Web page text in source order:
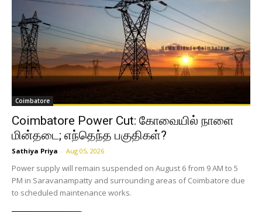
Coimbatore
Coimbatore Power Cut: கோவையில் நாளை
மின்தடை; எந்தெந்த பகுதிகள்?
Sathiya Priya - Aug 05, 2026
Power supply will remain suspended on August 6 from 9 AM to 5
PM in Saravanampatty and surrounding areas of Coimbatore due
to scheduled maintenance works.